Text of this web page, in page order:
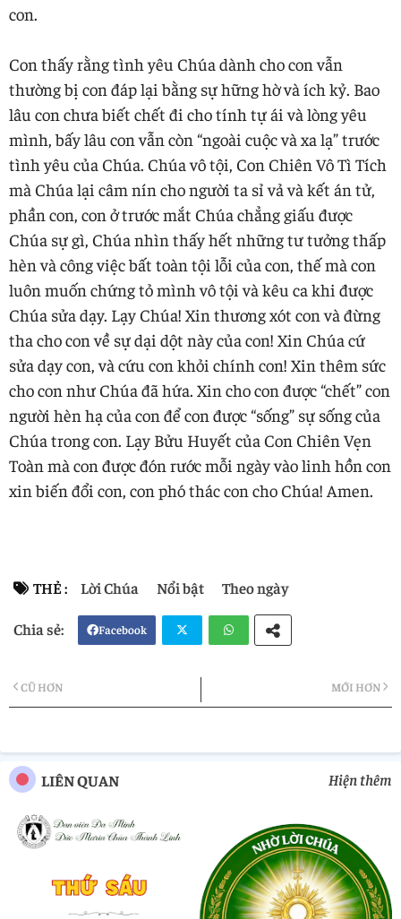
con.
Con thấy rằng tình yêu Chúa dành cho con vẫn
thường bị con đáp lại bằng sự hững hờ và ích kỷ. Bao
lâu con chưa biết chết đi cho tính tự ái và lòng yêu
mình, bấy lâu con vẫn còn “ngoài cuộc và xa lạ” trước
tình yêu của Chúa. Chúa vô tội, Con Chiên Vô Tì Tích
mà Chúa lại câm nín cho người ta sỉ vả và kết án tử,
phần con, con ở trước mắt Chúa chẳng giấu được
Chúa sự gì, Chúa nhìn thấy hết những tư tưởng thấp
hèn và công việc bất toàn tội lỗi của con, thế mà con
luôn muốn chứng tỏ mình vô tội và kêu ca khi được
Chúa sửa dạy. Lạy Chúa! Xin thương xót con và đừng
tha cho con về sự dại dột này của con! Xin Chúa cứ
sửa dạy con, và cứu con khỏi chính con! Xin thêm sức
cho con như Chúa đã hứa. Xin cho con được “chết” con
người hèn hạ của con để con được “sống” sự sống của
Chúa trong con. Lạy Bửu Huyết của Con Chiên Vẹn
Toàn mà con được đón rước mỗi ngày vào linh hồn con
xin biến đổi con, con phó thác con cho Chúa! Amen.
THẺ : Lời Chúa Nổi bật Theo ngày
Facebook
MỚI HƠN
CŨ HƠN
LIÊN QUAN Hiện thêm